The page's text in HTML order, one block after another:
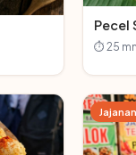
Pecel
⏱ 25